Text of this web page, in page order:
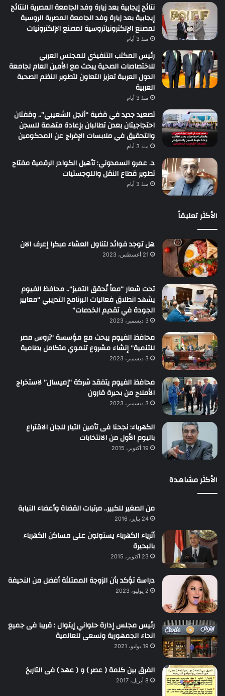
نتائج إيجابية بعد زيارة وفد الجامعة المصرية النتائج
إيجابية بعد زيارة وفد الجامعة المصرية الروسية
لمصنع الإلكترونياتروسية لمصنع الإلكترونيات
منذ 3 أيام
رئيس المكتب التنفيذي للمجلس العربي
للاختصاصات الصحية يبحث مع الأمين العام لجامعة
الدول العربية تعزيز التعاون لتطوير النظم الصحية
العربية
منذ 3 أيام
تصعيد جديد في قضية “أنجل الشعيبي”.. وقفتان
احتجاجيتان بعدن تطالبان بإعادة متهمة للسجن
والتحقيق في ملابسات الإفراج عن المحكومين
منذ 3 أيام
د. عمرو السمدوني: تأهيل الكوادر الرقمية مفتاح
تطوير قطاع النقل واللوجستيات
منذ 3 أيام
الأكثر تعليقاً
هل توجد فوائد لتناول العشاء مبكرا إعرف الان
21 أغسطس، 2023
تحت شعار “معاً نُحقق التميز”.. محافظ الفيوم
يشهد انطلاق فعاليات البرنامج التدريبي “معايير
الجودة في تقديم الخدمات”
3 ديسمبر، 2023
محافظ الفيوم يبحث مع مؤسسة “تروس مصر
للتنمية” إنشاء مشروع تنموي متكامل بطامية
3 ديسمبر، 2023
محافظ الفيوم يتفقد شركة “إميسال” لاستخراج
الأملاح من بحيرة قارون
3 ديسمبر، 2023
الكهرباء: نجحنا فى تأمين التيار للجان الاقتراع
باليوم الأول من الانتخابات
19 أكتوبر، 2015
الأكثر مشاهدة
من الصغير للكبير.. مرتبات القضاة وأعضاء النيابة
24 يناير، 2016
أثرياء الكهرباء يستولون على مساكن الكهرباء
بالبحيرة
23 أكتوبر، 2015
دراسة تؤكد بأن الزوجة الممتلئة أفضل من النحيفة
2 يوليو، 2023
رئيس مجلس إدارة حلواني إيتوال : قريبا فى جميع
انحاء الجمهورية ونسعى للعالمية
19 يوليو، 2021
الفرق بين كلمة ( عصر ) و ( عهد ) فى التاريخ
8 أبريل، 2017